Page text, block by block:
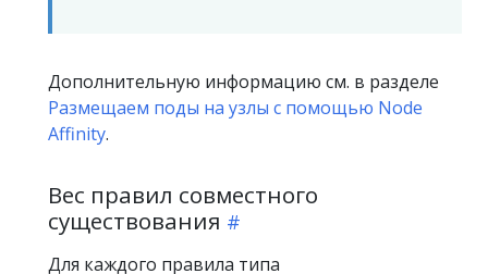
Дополнительную информацию см. в разделе
Размещаем поды на узлы с помощью Node
Affinity.
Вес правил совместного
существования
Для каждого правила типа